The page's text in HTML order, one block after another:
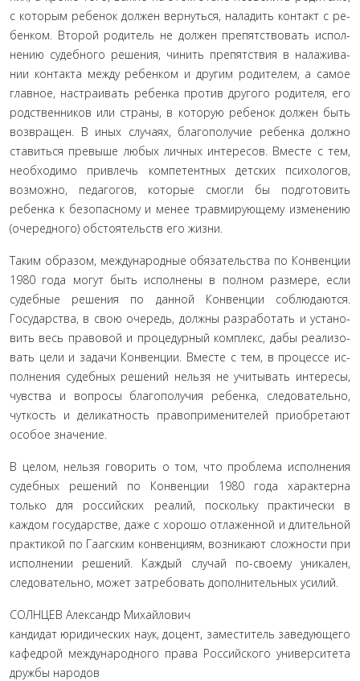
с которым ребенок должен вернуться, наладить контакт с ре­
бенком. Второй родитель не должен препятствовать испол­
нению судебного решения, чинить препятствия в налажива­
нии контакта между ребенком и другим родителем, а самое
главное, настраивать ребенка против другого родителя, его
родственников или страны, в которую ребенок должен быть
возвращен. В иных случаях, благополучие ребенка должно
ставиться превыше любых личных интересов. Вместе с тем,
необходимо привлечь компетентных детских психологов,
возможно, педагогов, которые смогли бы подготовить
ребен­ка к безопасному и менее травмирующему изменению
(оче­редного) обстоятельств его жизни.
Таким образом, международные обязательства по Кон­венции
1980 года могут быть исполнены в полном размере, если
судебные решения по данной Конвенции соблюдаются.
Государства, в свою очередь, должны разработать и устано­
вить весь правовой и процедурный комплекс, дабы реализо­
вать цели и задачи Конвенции. Вместе с тем, в процессе ис­
полнения судебных решений нельзя не учитывать интересы,
чувства и вопросы благополучия ребенка, следовательно,
чуткость и деликатность правоприменителей приобретают
особое значение.
В целом, нельзя говорить о том, что проблема исполне­ния
судебных решений по Конвенции 1980 года характерна
только для российских реалий, поскольку практически в
каждом государстве, даже с хорошо отлаженной и длитель­ной
практикой по Гаагским конвенциям, возникают слож­ности при
исполнении решений. Каждый случай по-своему уникален,
следовательно, может затребовать дополнитель­ных усилий.
СОЛНЦЕВ Александр Михайлович
кандидат юридических наук, доцент, заместитель заведующего
кафедрой международного права Российского университета
дружбы народов